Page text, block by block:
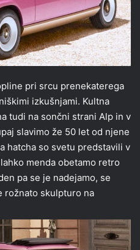
pri srcu prenekaterega
izkušnjami. Kultna
tudi na sončni strani Alp in v
slavimo že 50 let od njene
hatcha so svetu predstavili v
menda obetamo retro
pa se je nadejamo, se
rožnato skulpturo na